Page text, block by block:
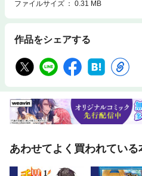
ファイルサイズ
0.31 MB
作品をシェアする
あわせてよく買われている